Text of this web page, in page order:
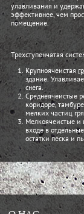
улавливания и
эффективнее, чем
помещение.
Трехступенчатая
Крупноячеистая
здание.
снега.
Среднеячеистые
коридоре,
мелких частиц
Мелкоячеистые и
входе в
остатки песка и